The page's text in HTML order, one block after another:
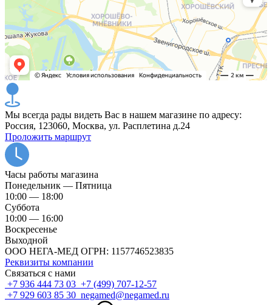
Мы всегда рады видеть Вас в нашем магазине по адресу:
Россия, 123060, Москва, ул. Расплетина д.24
Проложить маршрут
Часы работы магазина
Понедельник — Пятница
10:00 — 18:00
Суббота
10:00 — 16:00
Воскресенье
Выходной
ООО НЕГА-МЕД ОГРН: 1157746523835
Реквизиты компании
Связаться с нами
+7 936 444 73 03 +7 (499) 707-12-57
+7 929 603 85 30 negamed@negamed.ru